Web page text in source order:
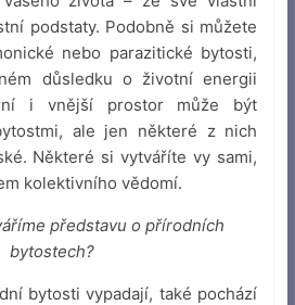
podstaty. Podobně si můžete
nebo parazitické bytosti,
důsledku o životní energii
i vnější prostor může být
ale jen některé z nich
Některé si vytváříte vy sami,
kolektivního vědomí.
představu o přírodních
bytostech?
bytosti vypadají, také pochází